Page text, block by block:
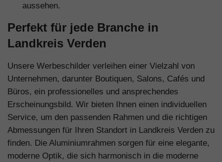
aussehen.
Perfekt für jede Branche in
Landkreis Verden
Unsere Werbeschilder verleihen einer Vielzahl von
Unternehmen, darunter Boutiquen, Salons, Cafés und
Büros, ein professionelles und ansprechendes
Erscheinungsbild. Wir bieten Ihnen einen individuellen
Service, um den passenden Rahmen und die richtigen
Abmessungen für Ihren Standort in Landkreis Verden zu
finden. Die Aluminiumrahmen sorgen für eine elegante,
moderne Optik, die sich harmonisch in die moderne